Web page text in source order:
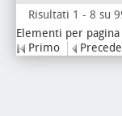
Risultati 1 - 8 su
Elementi per pagina
Primo